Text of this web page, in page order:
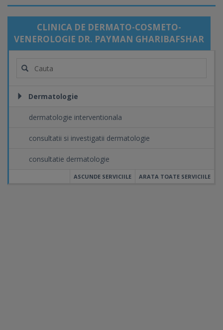
CLINICA DE DERMATO-COSMETO-
VENEROLOGIE DR. PAYMAN GHARIBAFSHAR
Dermatologie
dermatologie interventionala
consultatii si investigatii dermatologie
consultatie dermatologie
ARATA TOATE SERVICIILE
ASCUNDE SERVICIILE